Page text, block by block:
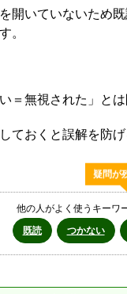
開いていないため
。
＝無視された」とは
ておくと誤解を防げ
疑問が
他の人がよく使うキーワ
既読
つかない